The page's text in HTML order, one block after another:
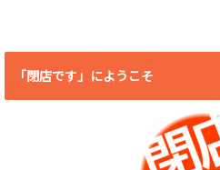
「閉店です」にようこそ